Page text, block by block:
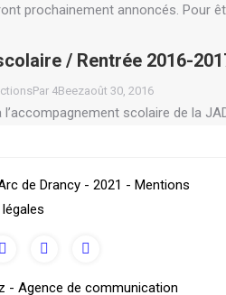
prochainement annoncés. Pour
/ Rentrée 2016-
Par 4Beezaoût 30, 2016
scolaire de la
de Drancy - 2021 - Mentions
légales
- Agence de communication